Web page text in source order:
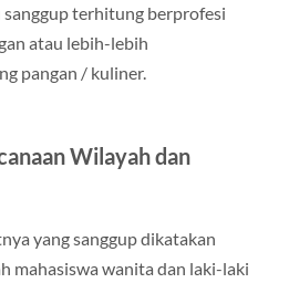
sanggup terhitung berprofesi
atau lebih-lebih
pangan / kuliner.
Wilayah dan
yang sanggup dikatakan
mahasiswa wanita dan laki-laki